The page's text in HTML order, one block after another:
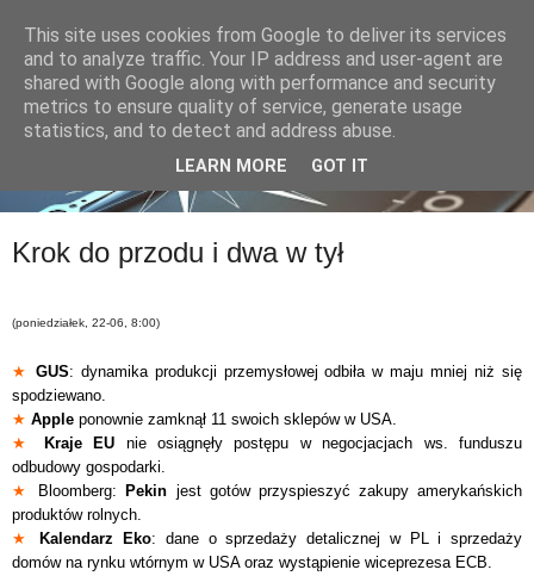
Krok do przodu i dwa w tył
(poniedziałek, 22-06, 8:00)
★ GUS: dynamika produkcji przemysłowej odbiła w maju mniej niż się
spodziewano.
★ Apple ponownie zamknął 11 swoich sklepów w USA.
★
Kraje EU nie osiągnęły postępu w negocjacjach ws. funduszu
odbudowy gospodarki.
★
Bloomberg:Pekin jest gotów przyspieszyć zakupy amerykańskich
produktów rolnych.
★
Kalendarz Eko: dane o sprzedaży detalicznej w PL i sprzedaży
domów na rynku wtórnym w USA oraz wystąpienie wiceprezesa ECB.
This site uses cookies from Google to deliver its services
and to analyze traffic. Your IP address and user-agent are
shared with Google along with performance and security
metrics to ensure quality of service, generate usage
statistics, and to detect and address abuse.
LEARN MORE GOT IT